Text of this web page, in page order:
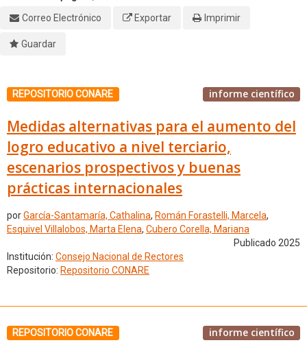
Correo Electrónico
Exportar Imprimir
Guardar
REPOSITORIO CONARE informe científico
Medidas alternativas para el aumento del
logro educativo a nivel terciario,
escenarios prospectivos y buenas
prácticas internacionales
porGarcía-Santamaría, Cathalina, Román Forastelli, Marcela,
Esquivel Villalobos, Marta Elena, Cubero Corella, Mariana
Publicado 2025
Institución: Consejo Nacional de Rectores
Repositorio: Repositorio CONARE
REPOSITORIO CONARE informe científico